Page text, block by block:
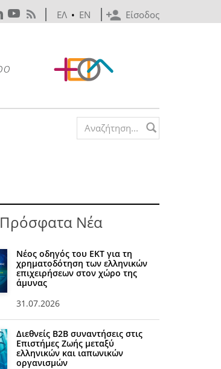
Είσοδος
ΕΛ • EN
Search form
Πρόσφατα Νέα
Νέος οδηγός του ΕΚΤ για τη
χρηματοδότηση των ελληνικών
επιχειρήσεων στον χώρο της
άμυνας
31.07.2026
Διεθνείς Β2Β συναντήσεις στις
Επιστήμες Ζωής μεταξύ
ελληνικών και ιαπωνικών
οργανισμών